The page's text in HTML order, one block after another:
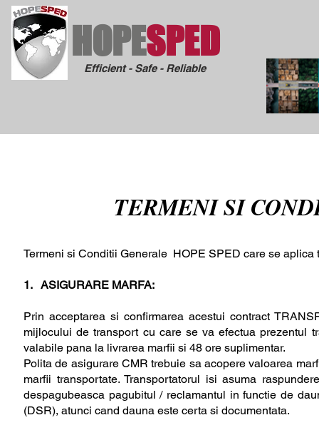
HOPESPED
Efficient - Safe - Reliable
Termeni si Conditii Generale HOPE SPED care se aplica
1. ASIGURARE MARFA:
Prin acceptarea si confirmarea acestui contract
mijlocului de transport cu care se va efectua prezentul
valabile pana la livrarea marfii si 48 ore suplimentar.
Polita de asigurare CMR trebuie sa acopere valoarea
marfii transportate. Transportatorul isi asuma
despagubeasca pagubitul / reclamantul in functie de
(DSR), atunci cand dauna este certa si documentata.
TERMENI SI